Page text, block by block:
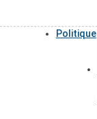
Politique